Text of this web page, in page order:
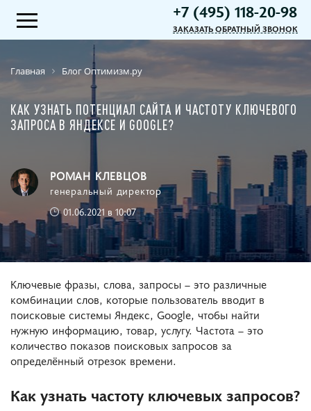
+7 (495) 118-20-98
ЗАКАЗАТЬ ОБРАТНЫЙ ЗВОНОК
Главная Блог Оптимизм.ру
КАК УЗНАТЬ ПОТЕНЦИАЛ САЙТА И ЧАСТОТУ КЛЮЧЕВОГО
ЗАПРОСА В ЯНДЕКСЕ И GOOGLE?
РОМАН КЛЕВЦОВ
генеральный директор
01.06.2021 в 10:07
Ключевые фразы, слова, запросы – это различные
комбинации слов, которые пользователь вводит в
поисковые системы Яндекс, Google, чтобы найти
нужную информацию, товар, услугу. Частота – это
количество показов поисковых запросов за
определённый отрезок времени.
Как узнать частоту ключевых запросов?